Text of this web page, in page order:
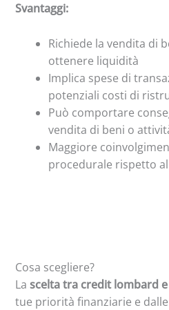
Svantaggi:
Richiede la vendita di
ottenere liquidità
Implica spese di
potenziali costi di
Può comportare
vendita di beni o
Maggiore
procedurale rispetto
Cosa scegliere?
Lascelta tra credit lombard
tue priorità finanziarie e